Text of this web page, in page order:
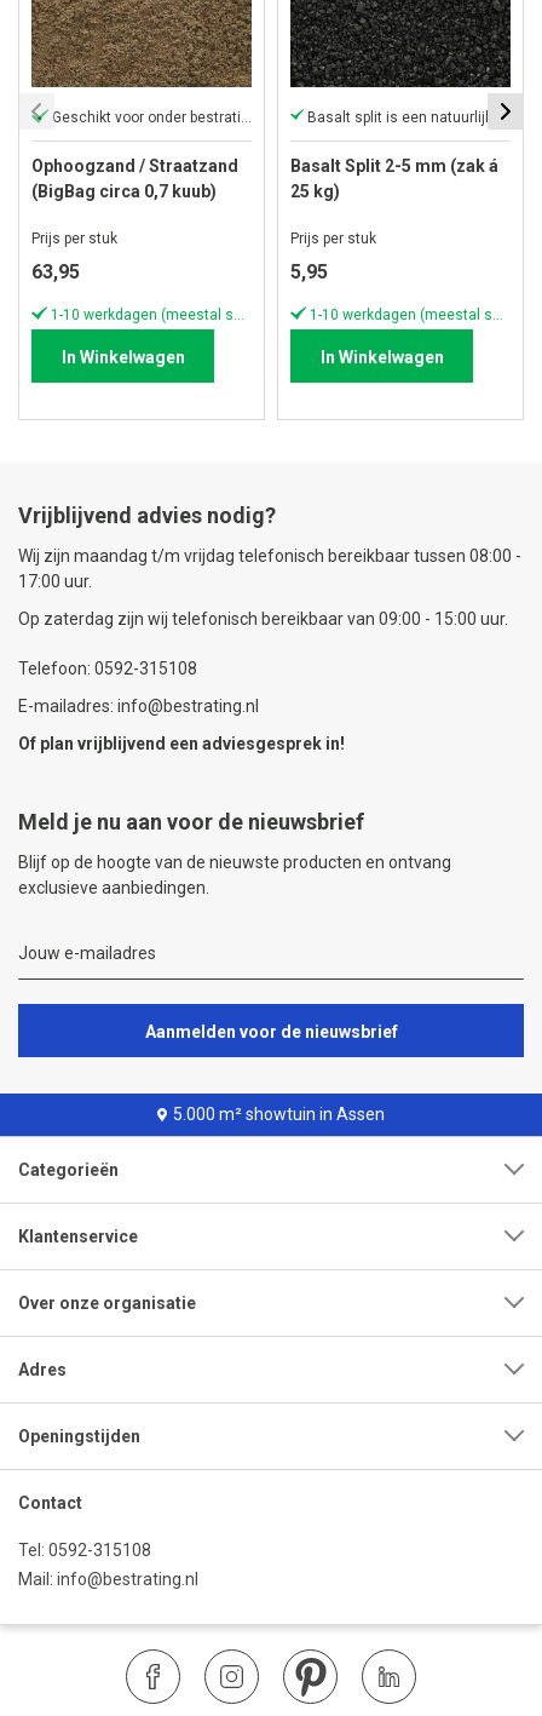
Geschikt voor onder bestrating
Ophoogzand / Straatzand
(BigBag circa 0,7 kuub)
Prijs per stuk
63,95
In Winkelwagen
Basalt split is een natuurlijke gesteente
Basalt Split 2-5 mm (zak á
25 kg)
Prijs per stuk
5,95
In Winkelwagen
Vrijblijvend advies nodig?
Wij zijn maandag t/m vrijdag telefonisch bereikbaar tussen 08:00 -
17:00 uur.
Op zaterdag zijn wij telefonisch bereikbaar van 09:00 - 15:00 uur.
Telefoon: 0592-315108
E-mailadres: info@bestrating.nl
Of plan vrijblijvend een adviesgesprek in!
Meld je nu aan voor de nieuwsbrief
Blijf op de hoogte van de nieuwste producten en ontvang
exclusieve aanbiedingen.
Aanmelden voor de nieuwsbrief
5.000 m² showtuin in Assen
Categorieën
Klantenservice
Over onze organisatie
Adres
Openingstijden
Contact
Tel: 0592-315108
Mail: info@bestrating.nl